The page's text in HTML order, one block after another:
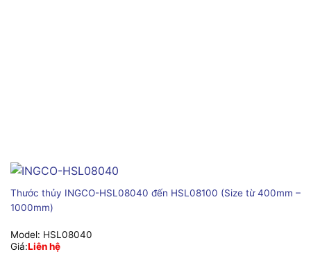
Thước thủy INGCO-HSL08040 đến HSL08100 (Size từ 400mm –
1000mm)
Model: HSL08040
Giá:Liên hệ